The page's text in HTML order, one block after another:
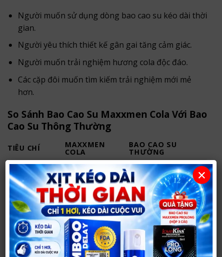
Người muốn sử dụng dòng bao cao su kéo dài thời
gian.
Người yêu thích thiết kế gân gai tăng cảm giác.
Người muốn trải nghiệm hương cola độc đáo.
Các cặp đôi muốn tìm kiếm trải nghiệm mới mẻ
hơn.
So Sánh Bao Cao Su Maxxmen Cola Với Bao
Cao Su Thông Thường
TIÊU CHÍ MAXXMEN
COLA
BAO CAO SU
THƯỜNG
Gân gai
Có
Không hoặc ít
Kéo dài thời
gian
Có Benzocaine Không
Hương thơm Cola
Mùi cao su
Bôi trơn
Silicone cao cấp
Cơ bản
Trải nghiệm
Cao hơn Tiêu chuẩn
×